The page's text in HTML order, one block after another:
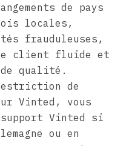
de pays
locales,
frauduleuses,
client fluide et
qualité.
de
Vinted, vous
Vinted si
ou en